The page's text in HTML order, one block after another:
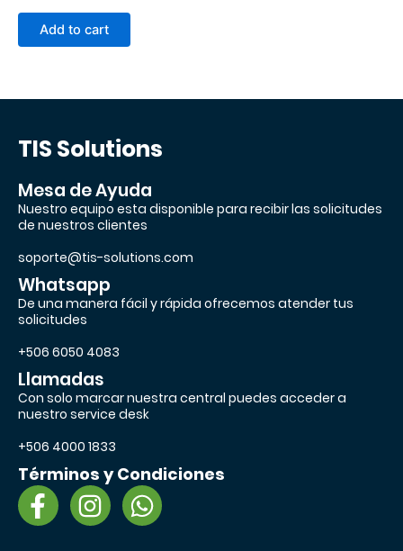
Add to cart
TIS Solutions
Mesa de Ayuda
Nuestro equipo esta disponible para recibir las solicitudes
de nuestros clientes
soporte@tis-solutions.com
Whatsapp
De una manera fácil y rápida ofrecemos atender tus
solicitudes
+506 6050 4083
Llamadas
Con solo marcar nuestra central puedes acceder a
nuestro service desk
+506 4000 1833
Términos y Condiciones
F
a
I
n
W
h